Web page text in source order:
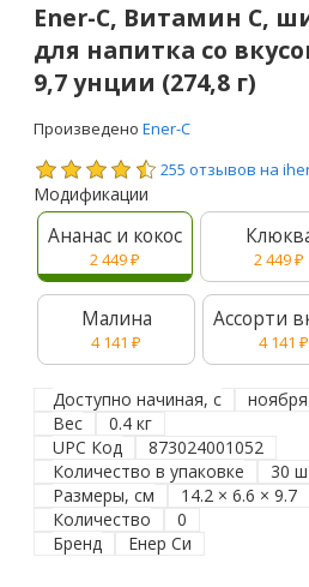
Ener-C, Витамин C,
для напитка со
9,7 унции (274,8 г)
Произведено Ener-C
255 отзывов на
Модификации
Ананас и кокос
2 449₽ 2 449₽
Малина
4 141 ₽
Ассорти
4 141 ₽
Доступно начиная, с
Вес
0.4 кг
UPC Код
873024001052
Количество в упаковке
30
Размеры, см
14.2 × 6.6 × 9.7
Количество
0
Бренд
Енер Си